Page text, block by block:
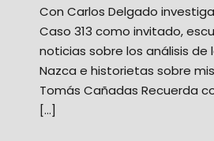
Con Carlos Delgado
Caso 313 como invitado,
noticias sobre los análisis de
Nazca e historietas sobre
Tomás Cañadas Recuerda
[…]